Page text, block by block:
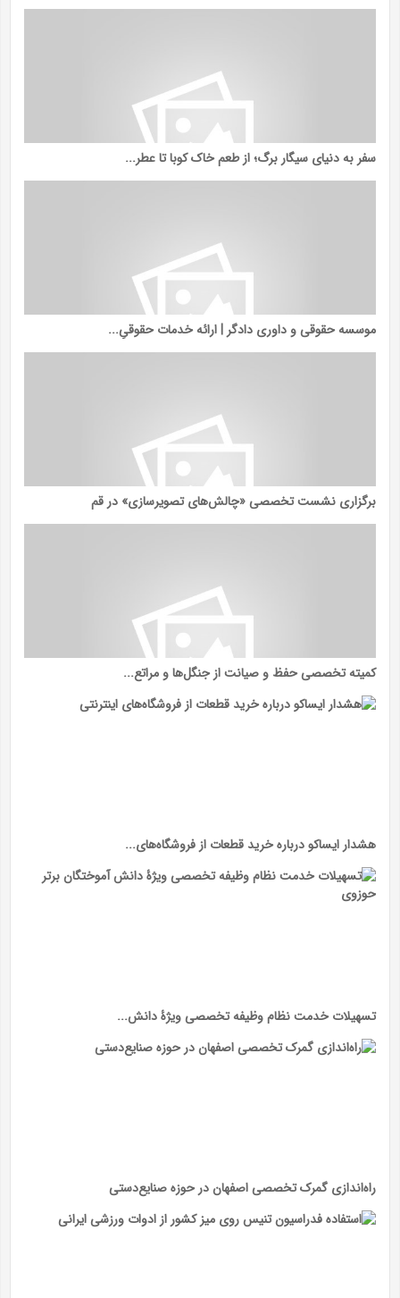
سفر به دنیای سیگار برگ؛ از طعم خاک کوبا تا عطر...
موسسه حقوقی و داوری دادگر | ارائه خدمات حقوقیِ...
برگزاری نشست تخصصی «چالش‌های تصویرسازی» در قم
کمیته تخصصی حفظ و صیانت از جنگل‌ها و مراتع...
هشدار ایساکو درباره خرید قطعات از فروشگاه‌های...
تسهیلات خدمت نظام‌ وظیفه تخصصی ویژۀ دانش‌...
راه‌اندازی گمرک تخصصی اصفهان در حوزه صنایع‌دستی